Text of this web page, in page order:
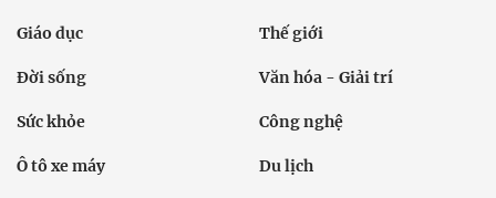
Giáo dục Thế giới
Đời sống Văn hóa - Giải trí
Sức khỏe Công nghệ
Ô tô xe máy Du lịch